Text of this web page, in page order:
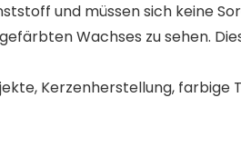
und müssen sich keine
Wachses zu sehen.
Kerzenherstellung,